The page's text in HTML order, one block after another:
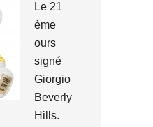
Le 21
ème
ours
signé
Giorgio
Beverly
Hills.